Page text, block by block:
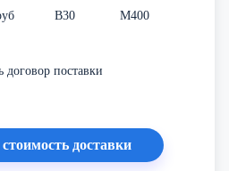
В30 М400
договор поставки
доставки